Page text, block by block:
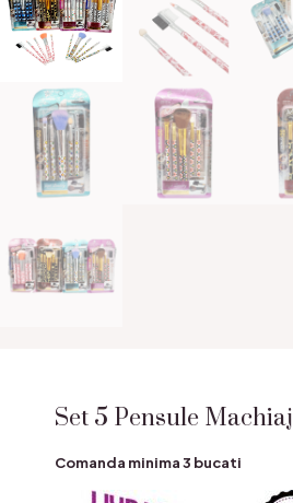
Set 5 Pensule Machiaj
Comanda minima 3 bucati